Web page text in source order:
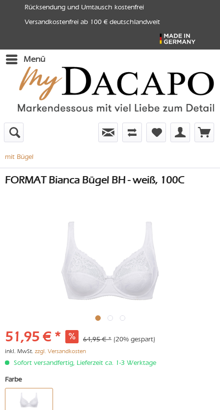
Rücksendung und Umtausch kostenfrei
Versandkostenfrei ab 100 € deutschlandweit
Menü
mit Bügel
FORMAT Bianca Bügel BH - weiß, 100C
51,95 € * 64,95 € * (20% gespart)
inkl. MwSt. zzgl. Versandkosten
Sofort versandfertig, Lieferzeit ca. 1-3 Werktage
Farbe